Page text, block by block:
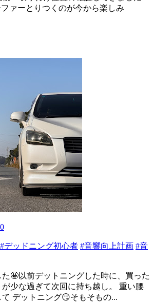
ァーとりつくのが今から楽しみ
#デッドニング初心者 #音響向上計画 #音
🤩以前デットニングした時に、買った
少な過ぎて次回に持ち越し。 重い腰
デットニング😏そもそもの...